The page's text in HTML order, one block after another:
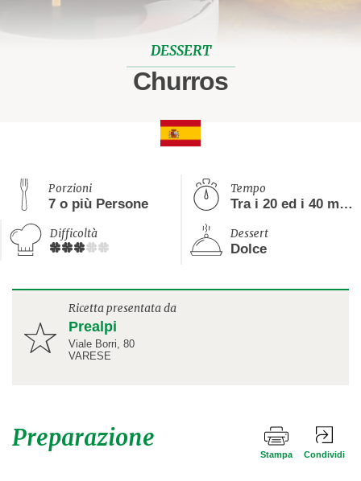
DESSERT
Churros
Porzioni
7 o più Persone
Tempo
Tra i 20 ed i 40 minuti
Difficoltà Dessert
Dolce
Ricetta presentata da
Prealpi
Viale Borri, 80
VARESE
Preparazione
Stampa Condividi